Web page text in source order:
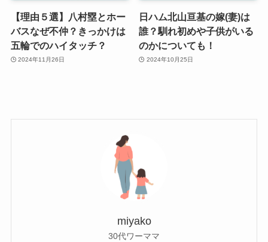
【理由５選】八村塁とホー
バスなぜ不仲？きっかけは
五輪でのハイタッチ？
2024年11月26日
日ハム北山亘基の嫁(妻)は
誰？馴れ初めや子供がいる
のかについても！
2024年10月25日
miyako
30代ワーママ